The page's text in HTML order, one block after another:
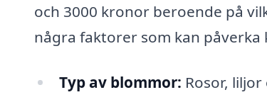
och 3000 kronor beroende på
några faktorer som kan påverka
Typ av blommor: Rosor,